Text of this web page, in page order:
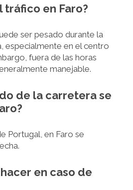
tráfico en Faro?
ser pesado durante la
especialmente en el centro
fuera de las horas
manejable.
de la carretera se
Portugal, en Faro se
en caso de